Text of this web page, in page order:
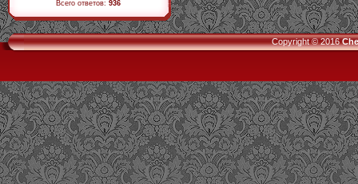
Всего ответов: 936
Copyright © 2016